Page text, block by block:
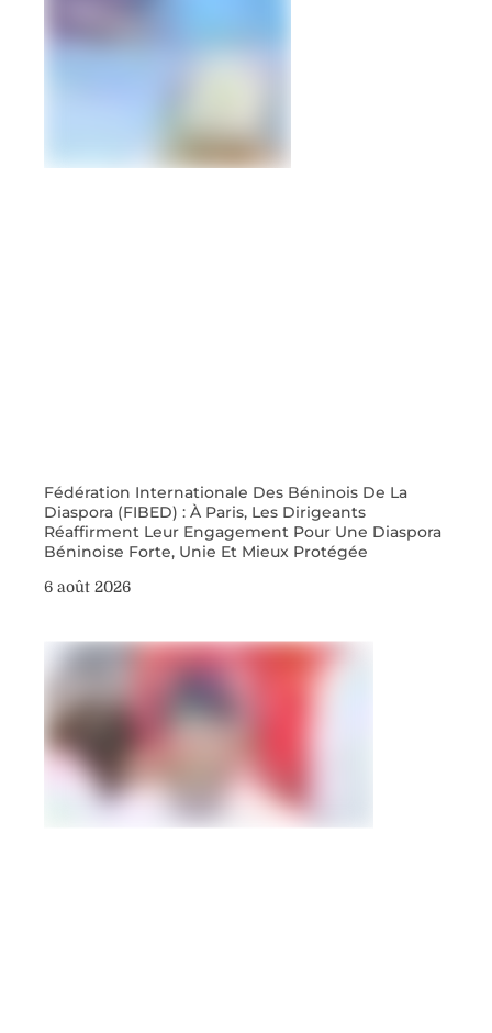
Fédération Internationale Des Béninois De La
Diaspora (FIBED) : À Paris, Les Dirigeants
Réaffirment Leur Engagement Pour Une Diaspora
Béninoise Forte, Unie Et Mieux Protégée
6 août 2026